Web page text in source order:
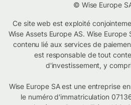
© Wise Europe
Ce site web est exploité
Wise Assets Europe AS. Wise
contenu lié aux services de
est responsable de tout
d'investissement, y
Wise Europe SA est une entreprise
le numéro d'immatriculation